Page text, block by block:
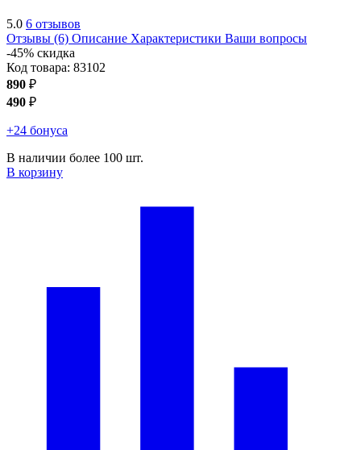
5.0 6 отзывов
Отзывы (6) Описание Характеристики Ваши вопросы
-45% скидка
Код товара: 83102
890 ₽
490 ₽
+24 бонуса
В наличии более 100 шт.
В корзину